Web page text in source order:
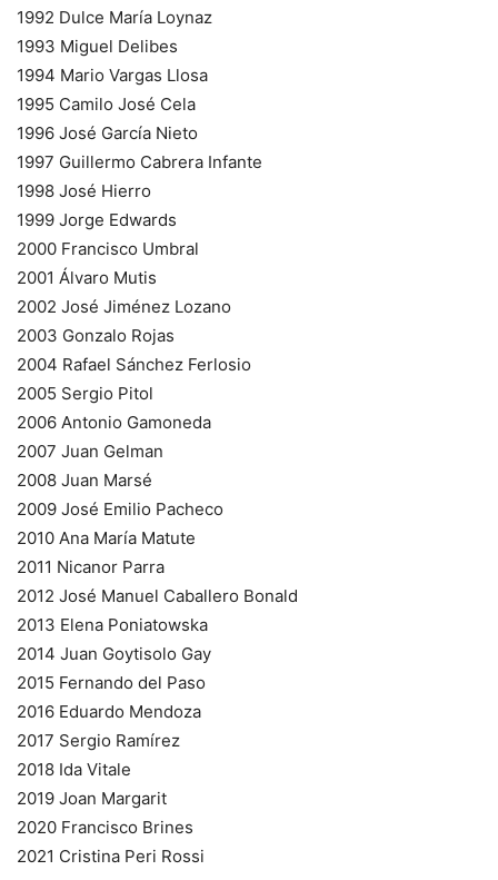
1992 Dulce María Loynaz
1993 Miguel Delibes
1994 Mario Vargas Llosa
1995 Camilo José Cela
1996 José García Nieto
1997 Guillermo Cabrera Infante
1998 José Hierro
1999 Jorge Edwards
2000 Francisco Umbral
2001 Álvaro Mutis
2002 José Jiménez Lozano
2003 Gonzalo Rojas
2004 Rafael Sánchez Ferlosio
2005 Sergio Pitol
2006 Antonio Gamoneda
2007 Juan Gelman
2008 Juan Marsé
2009 José Emilio Pacheco
2010 Ana María Matute
2011 Nicanor Parra
2012 José Manuel Caballero Bonald
2013 Elena Poniatowska
2014 Juan Goytisolo Gay
2015 Fernando del Paso
2016 Eduardo Mendoza
2017 Sergio Ramírez
2018 Ida Vitale
2019 Joan Margarit
2020 Francisco Brines
2021 Cristina Peri Rossi